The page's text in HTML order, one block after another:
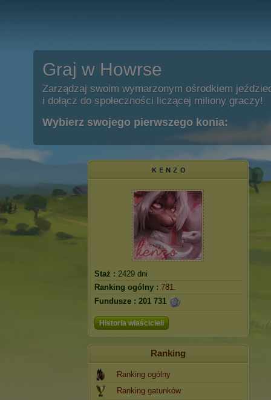
Graj w Howrse
Zarządzaj swoim wymarzonym ośrodkiem
i dołącz do społeczności liczącej miliony graczy!
Wybierz swojego pierwszego konia:
ᴋ ᴇ ɴ ᴢ o
Staż : 2429 dni
Ranking ogólny : 781.
Fundusze : 201 731
Historia właścicieli
Ranking
Ranking ogólny
Ranking gatunków